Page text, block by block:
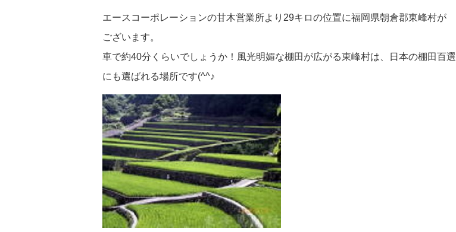
エースコーポレーションの甘木営業所より29キロの位置に福岡県朝倉郡東峰村が
ございます。
車で約40分くらいでしょうか！風光明媚な棚田が広がる東峰村は、日本の棚田百選
にも選ばれる場所です(^^♪